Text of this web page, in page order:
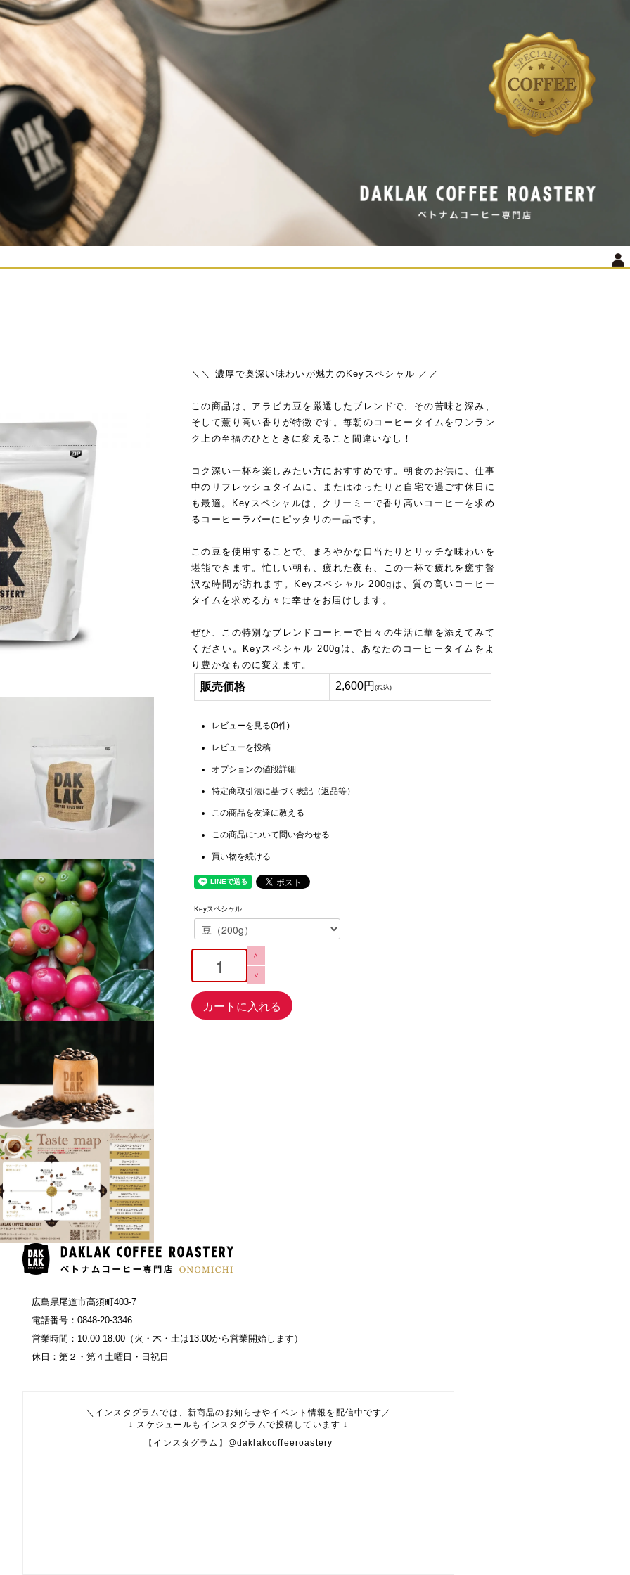
＼＼ 濃厚で奥深い味わいが魅力のKeyスペシャル ／／
この商品は、アラビカ豆を厳選したブレンドで、その苦味と深み、
そして薫り高い香りが特徴です。毎朝のコーヒータイムをワンラン
ク上の至福のひとときに変えること間違いなし！
コク深い一杯を楽しみたい方におすすめです。朝食のお供に、仕事
中のリフレッシュタイムに、またはゆったりと自宅で過ごす休日に
も最適。Keyスペシャルは、クリーミーで香り高いコーヒーを求め
るコーヒーラバーにピッタリの一品です。
この豆を使用することで、まろやかな口当たりとリッチな味わいを
堪能できます。忙しい朝も、疲れた夜も、この一杯で疲れを癒す贅
沢な時間が訪れます。Keyスペシャル 200gは、質の高いコーヒー
タイムを求める方々に幸せをお届けします。
ぜひ、この特別なブレンドコーヒーで日々の生活に華を添えてみて
ください。Keyスペシャル 200gは、あなたのコーヒータイムをよ
り豊かなものに変えます。
販売価格 2,600円(税込)
レビューを見る(0件)
レビューを投稿
オプションの値段詳細
特定商取引法に基づく表記（返品等）
この商品を友達に教える
この商品について問い合わせる
買い物を続ける
Keyスペシャル
>
>
カートに入れる
広島県尾道市高須町403-7
電話番号：0848-20-3346
営業時間：10:00-18:00（火・木・土は13:00から営業開始します）
休日：第２・第４土曜日・日祝日
＼インスタグラムでは、新商品のお知らせやイベント情報を配信中です／
↓ スケジュールもインスタグラムで投稿しています ↓
【インスタグラム】@daklakcoffeeroastery